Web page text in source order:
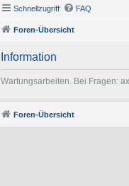
Schnellzugriff FAQ
Foren-Übersicht
Information
Wartungsarbeiten. Bei Fragen:
Foren-Übersicht